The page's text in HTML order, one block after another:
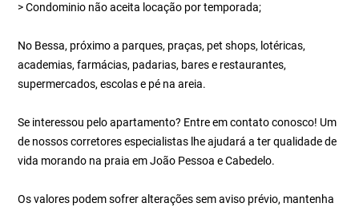
> Condominio não aceita locação por temporada;
No Bessa, próximo a parques, praças, pet shops, lotéricas,
academias, farmácias, padarias, bares e restaurantes,
supermercados, escolas e pé na areia.
Se interessou pelo apartamento? Entre em contato conosco! Um
de nossos corretores especialistas lhe ajudará a ter qualidade de
vida morando na praia em João Pessoa e Cabedelo.
Os valores podem sofrer alterações sem aviso prévio, mantenha